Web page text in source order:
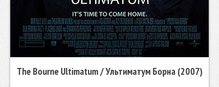
The Bourne Ultimatum / Ультиматум Борна (2007)